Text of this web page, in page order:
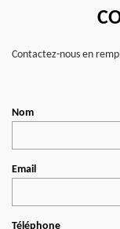
Contactez-nous en
Nom
Email
Téléphone